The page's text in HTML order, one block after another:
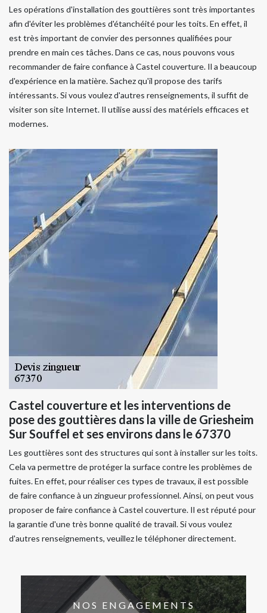
Les opérations d'installation des gouttières sont très importantes
afin d'éviter les problèmes d'étanchéité pour les toits. En effet, il
est très important de convier des personnes qualifiées pour
prendre en main ces tâches. Dans ce cas, nous pouvons vous
recommander de faire confiance à Castel couverture. Il a beaucoup
d'expérience en la matière. Sachez qu'il propose des tarifs
intéressants. Si vous voulez d'autres renseignements, il suffit de
visiter son site Internet. Il utilise aussi des matériels efficaces et
modernes.
Castel couverture et les interventions de
pose des gouttières dans la ville de Griesheim
Sur Souffel et ses environs dans le 67370
Les gouttières sont des structures qui sont à installer sur les toits.
Cela va permettre de protéger la surface contre les problèmes de
fuites. En effet, pour réaliser ces types de travaux, il est possible
de faire confiance à un zingueur professionnel. Ainsi, on peut vous
proposer de faire confiance à Castel couverture. Il est réputé pour
la garantie d'une très bonne qualité de travail. Si vous voulez
d'autres renseignements, veuillez le téléphoner directement.
NOS ENGAGEMENTS